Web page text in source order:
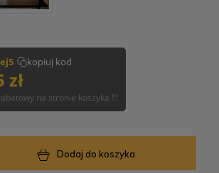
kopiuj kod
zł
na stronie koszyka !!!
Dodaj do koszyka